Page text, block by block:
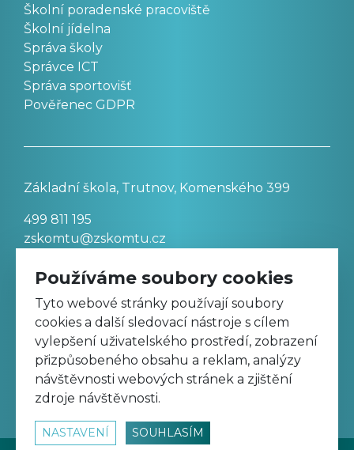
Školní poradenské pracoviště
Školní jídelna
Správa školy
Správce ICT
Správa sportovišť
Pověřenec GDPR
Základní škola, Trutnov, Komenského 399
499 811 195
zskomtu@zskomtu.cz
Prohlášení o přístupnosti stránek
Nastavení cookies
Sledujte nás na Facebooku
Používáme soubory cookies
Tyto webové stránky používají soubory
cookies a další sledovací nástroje s cílem
vylepšení uživatelského prostředí, zobrazení
přizpůsobeného obsahu a reklam, analýzy
návštěvnosti webových stránek a zjištění
zdroje návštěvnosti.
NASTAVENÍ SOUHLASÍM